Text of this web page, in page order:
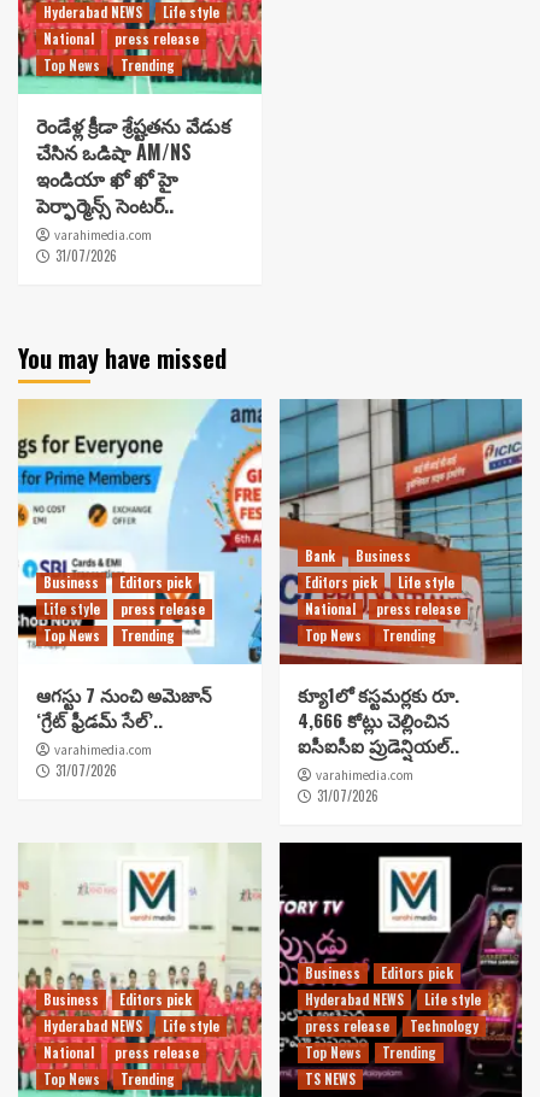
Hyderabad NEWS
Life style
National
press release
Top News
Trending
రెండేళ్ల క్రీడా శ్రేష్టతను వేడుక
చేసిన ఒడిషా AM/NS
ఇండియా ఖో ఖో హై
పెర్ఫార్మెన్స్ సెంటర్..
varahimedia.com
31/07/2026
You may have missed
Business
Editors pick
Life style
press release
Top News
Trending
ఆగస్టు 7 నుంచి అమెజాన్
‘గ్రేట్ ఫ్రీడమ్ సేల్’..
varahimedia.com
31/07/2026
Bank
Business
Editors pick
Life style
National
press release
Top News
Trending
క్యూ1లో కస్టమర్లకు రూ.
4,666 కోట్లు చెల్లించిన
ఐసీఐసీఐ ప్రుడెన్షియల్..
varahimedia.com
31/07/2026
Business
Editors pick
Hyderabad NEWS
Life style
National
press release
Top News
Trending
Business
Editors pick
Hyderabad NEWS
Life style
press release
Technology
Top News
Trending
TS NEWS